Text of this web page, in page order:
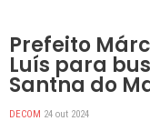
Prefeito
Luís para
Santna do
DECOM 24 out 2024